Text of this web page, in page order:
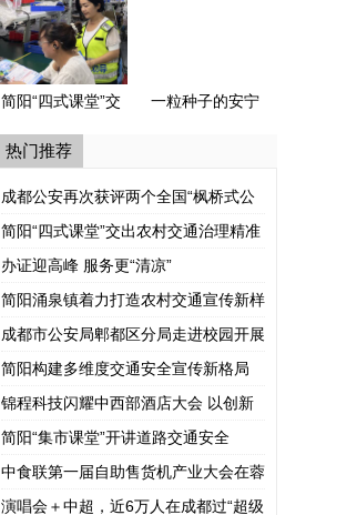
简阳“四式课堂”交
出农村交通治理
精准答卷
一粒种子的安宁
热门推荐
成都公安再次获评两个全国“枫桥式公
安派出所”
简阳“四式课堂”交出农村交通治理精准
答卷
办证迎高峰 服务更“清凉”
简阳涌泉镇着力打造农村交通宣传新样
板
成都市公安局郫都区分局走进校园开展
涉外法治宣讲
简阳构建多维度交通安全宣传新格局
锦程科技闪耀中西部酒店大会 以创新
模式赋能酒旅产业共赢
简阳“集市课堂”开讲道路交通安全
中食联第一届自助售货机产业大会在蓉
举行
演唱会＋中超，近6万人在成都过“超级